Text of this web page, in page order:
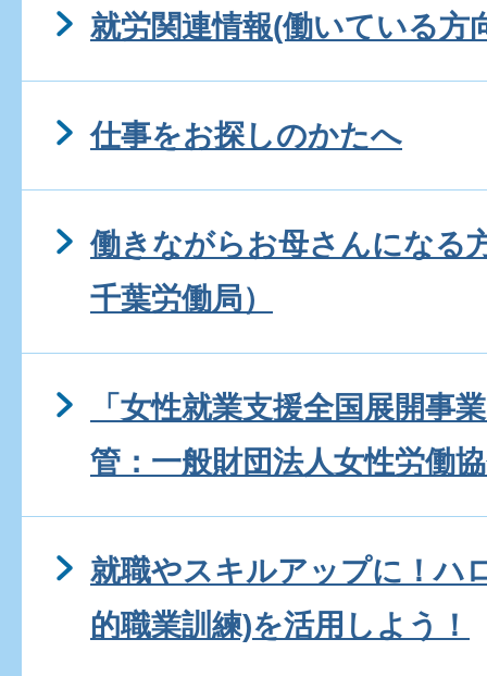
就労関連情報(働いている方
仕事をお探しのかたへ
働きながらお母さんになる
千葉労働局）
「女性就業支援全国展開事
管：一般財団法人女性労働
就職やスキルアップに！ハ
的職業訓練)を活用しよう！